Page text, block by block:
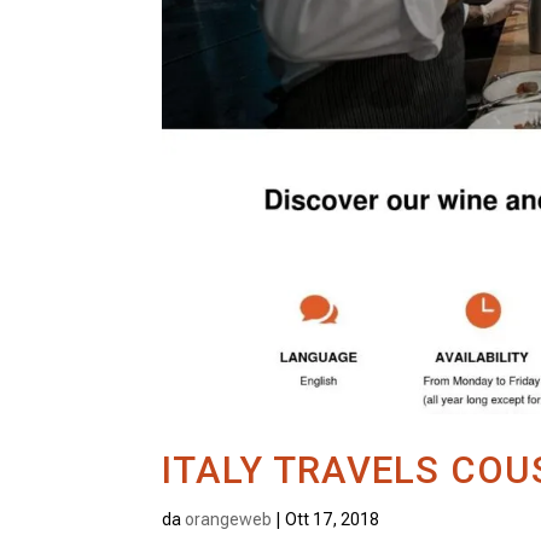
ITALY TRAVELS
daorangeweb |Ott 17, 2018